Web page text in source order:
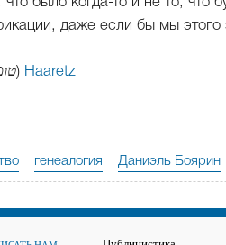
даже если бы мы этого
) Haaretz
генеалогия Даниэль Боярин